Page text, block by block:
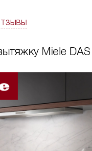
Miele DAS